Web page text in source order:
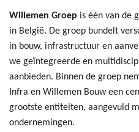
Willemen Groep is één van de
in België. De groep bundelt
in bouw, infrastructuur en
we geïntegreerde en
aanbieden. Binnen de groep
Infra en Willemen Bouw een
grootste entiteiten, aangevuld
ondernemingen.